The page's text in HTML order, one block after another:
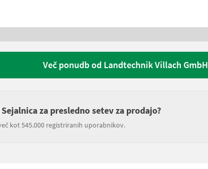
Več ponudb od Landtechnik Villach GmbH
za presledno setev za prodajo?
kot 545.000 registriranih uporabnikov.